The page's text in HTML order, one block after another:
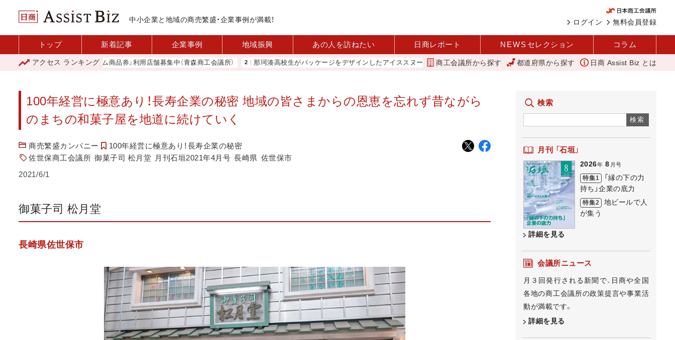
中小企業と地域の商売繁盛・企業事例が満載！ 無料会員登録
ログイン
トップ 新着記事 企業事例 地域振興 あの人を訪ねたい 日商レポート NEWS セレクション コラム
アクセス ランキング
「青森市プレミアム商品券」利用店舗募集中（青森商工会議所） 那珂湊高校生がパッケージをデザインしたアイススヌード販売（ひたちなか商工会議所） 中小企業実態基本調査 1社当たり売上高2.1億円に 中企庁
商工会議所から探す 都道府県から探す 日商 Assist Biz とは
100年経営に極意あり！長寿企業の秘密 地域の皆さまからの恩恵を忘れず昔ながら
のまちの和菓子屋を地道に続けていく
商売繁盛カンパニー
100年経営に極意あり！長寿企業の秘密
佐世保商工会議所 御菓子司 松月堂 月刊石垣2021年4月号 長崎県 佐世保市
2021/6/1
御菓子司 松月堂
長崎県佐世保市
検索
検索
月刊 「石垣」
2026年 8 月号
特集1
「縁の下の力
持ち」企業の底力
特集2
地ビールで人
が集う
詳細を見る
会議所ニュース
月３回発行される新聞で、日商や全国
各地の商工会議所の政策提言や事業活
動が満載です。
詳細を見る